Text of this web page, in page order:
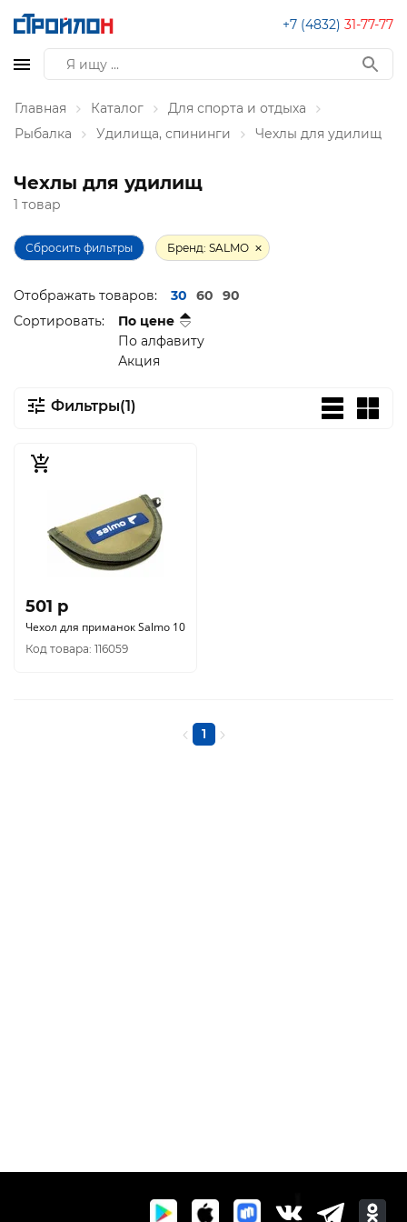
+7 (4832) 31-77-77
Главная Каталог
Для спорта и отдыха
Рыбалка
Удилища, спининги Чехлы для удилищ
Чехлы для удилищ
1 товар
Сбросить фильтры Бренд: SALMO
Отображать товаров: 30 60
90
Сортировать:
По цене
По алфавиту
Акция
Фильтры(1)
501 p
Чехол для приманок Salmo 10
Код товара: 116059
1